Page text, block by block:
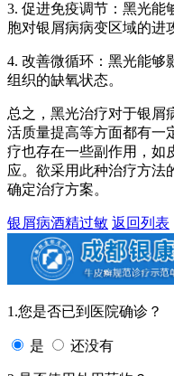
3. 促进免疫调节：黑光能
胞对银屑病病变区域的进
4. 改善微循环：黑光能够
组织的缺氧状态。
总之，黑光治疗对于银屑
活质量提高等方面都有一
疗也存在一些副作用，如
应。欲采用此种治疗方法
确定治疗方案。
银屑病酒精过敏 返回列表
1.您是否已到医院确诊？
是 还没有